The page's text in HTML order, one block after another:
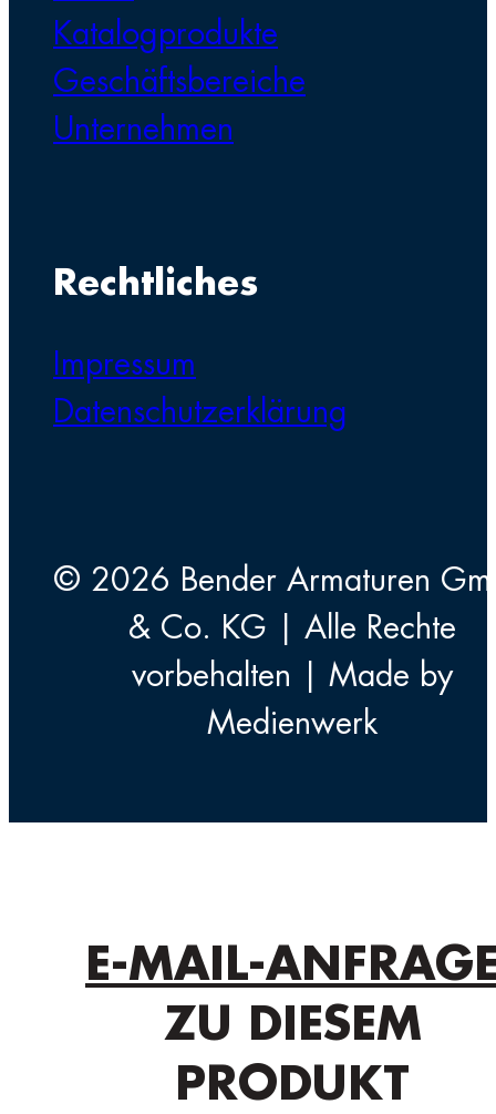
Katalogprodukte
Geschäftsbereiche
Unternehmen
Rechtliches
Impressum
Datenschutzerklärung
© 2026 Bender Armaturen
& Co. KG | Alle Rechte
vorbehalten | Made by
Medienwerk
E-MAIL-
ZU DIESEM
PRODUKT